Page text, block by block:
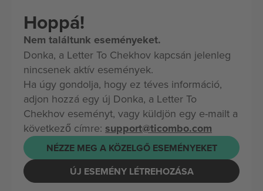
Hoppá!
Nem találtunk eseményeket.
Donka, a Letter To Chekhov kapcsán jelenleg
nincsenek aktív események.
Ha úgy gondolja, hogy ez téves információ,
adjon hozzá egy új Donka, a Letter To
Chekhov eseményt, vagy küldjön egy e-mailt a
következő címre: support@ticombo.com
NÉZZE MEG A KÖZELGŐ ESEMÉNYEKET
ÚJ ESEMÉNY LÉTREHOZÁSA